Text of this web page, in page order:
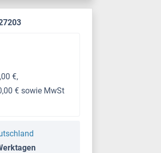
€,
€ sowie MwSt